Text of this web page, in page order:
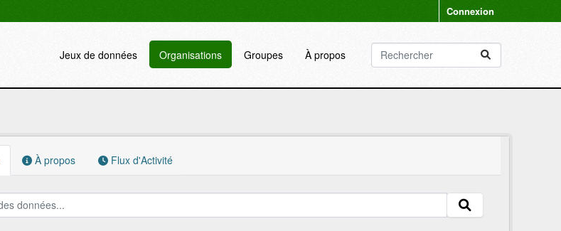
Connexion
Jeux de données Organisations Groupes À propos
À propos Flux d'Activité